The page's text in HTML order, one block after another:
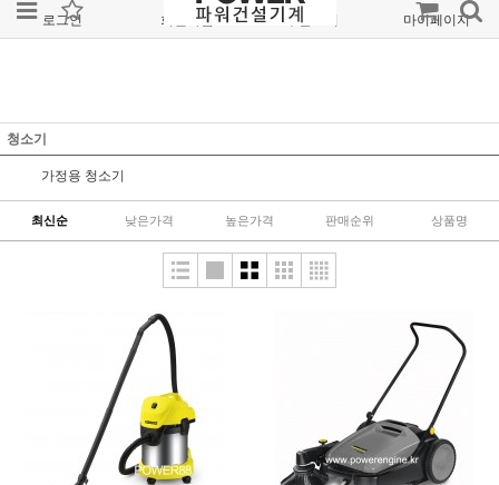
로그인 회원가입 주문조회 마이페이지
청소기
가정용 청소기
최신순 낮은가격 높은가격 판매순위 상품명